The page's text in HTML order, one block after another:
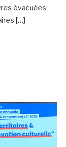
évacuées
[…]